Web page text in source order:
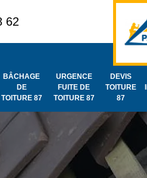
62
BÂCHAGE
DE
TOITURE 87
URGENCE
FUITE DE
TOITURE 87
DEVIS
TOITURE
87